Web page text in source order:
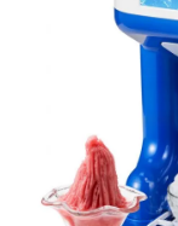
Barriles